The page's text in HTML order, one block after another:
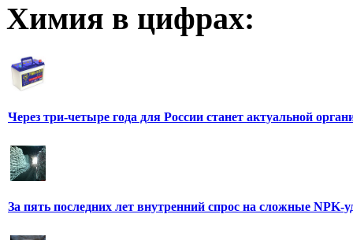
Химия в цифрах:
Через три-четыре года для России станет актуальной
За пять последних лет внутренний спрос на сложные NPK-